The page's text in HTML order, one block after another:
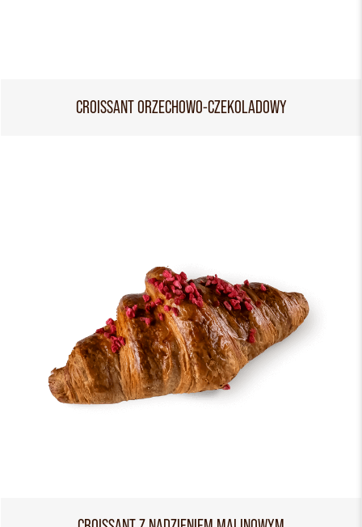
CROISSANT ORZECHOWO-CZEKOLADOWY